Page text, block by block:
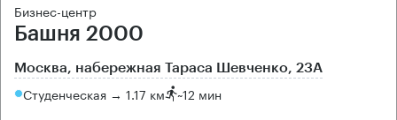
Бизнес-центр
Башня 2000
Москва, набережная Тараса Шевченко, 23А
Студенческая → 1.17 км ~12 мин